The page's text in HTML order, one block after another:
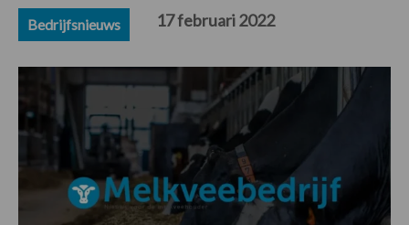
Bedrijfsnieuws 17 februari 2022